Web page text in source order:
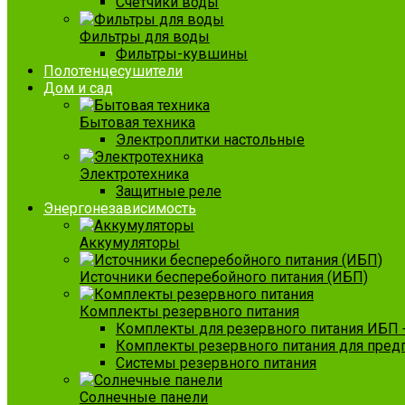
Фильтры для воды
Фильтры-кувшины
Полотенцесушители
Дом и сад
Бытовая техника
Электроплитки настольные
Электротехника
Защитные реле
Энергонезависимость
Аккумуляторы
Источники бесперебойного питания (ИБП)
Комплекты резервного питания
Комплекты для резервного питания ИБП
Комплекты резервного питания для
Системы резервного питания
Солнечные панели